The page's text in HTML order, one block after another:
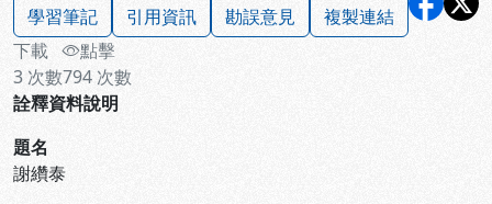
學習筆記 引用資訊 勘誤意見
複製連結
下載
3 次數
點擊
794 次數
詮釋資料說明
題名
謝纘泰